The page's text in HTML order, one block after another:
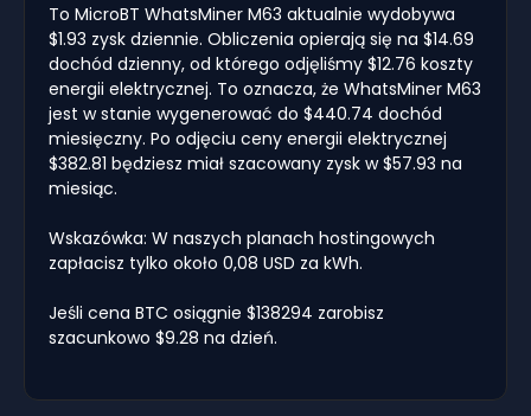
To MicroBT WhatsMiner M63 aktualnie wydobywa
$1.93 zysk dziennie. Obliczenia opierają się na $14.69
dochód dzienny, od którego odjęliśmy $12.76 koszty
energii elektrycznej. To oznacza, że WhatsMiner M63
jest w stanie wygenerować do $440.74 dochód
miesięczny. Po odjęciu ceny energii elektrycznej
$382.81 będziesz miał szacowany zysk w $57.93 na
miesiąc.
Wskazówka: W naszych planach hostingowych
zapłacisz tylko około 0,08 USD za kWh.
Jeśli cena BTC osiągnie $138294 zarobisz
szacunkowo $9.28 na dzień.